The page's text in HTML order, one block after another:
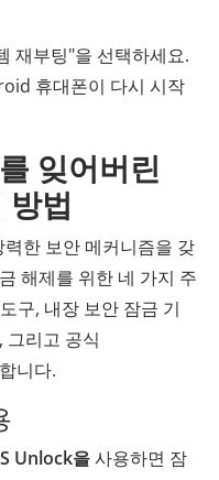
재부팅"을 선택하세요.
휴대폰이 다시 시작
잊어버린
방법
한 보안 메커니즘을 갖
해제를 위한 네 가지 주
구, 내장 보안 잠금 기
그리고 공식
니다.
Unlock을사용하면 잠